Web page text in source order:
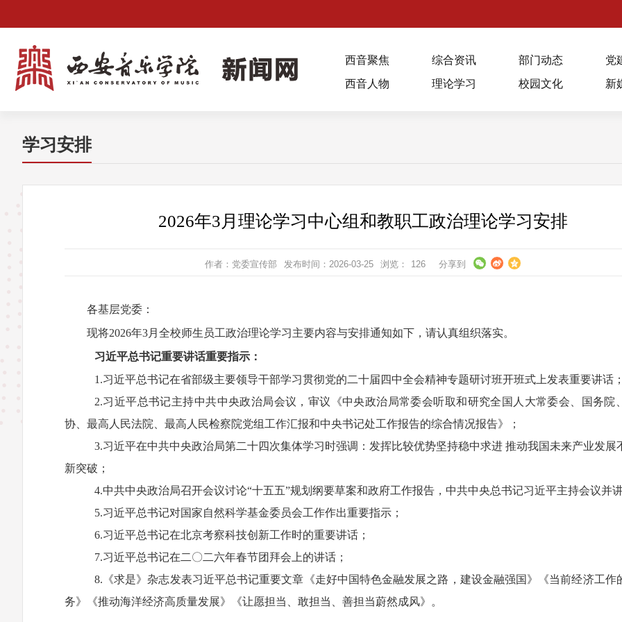
西音聚焦 综合资讯 部门动态
党
西音人物
理论学习 校园文化 新
学习安排
2026年3月理论学习中心组和教职工政治理论学习安排
作者：党委宣传部 发布时间：2026-03-25 浏览： 126 分享到
各基层党委：
现将2026年3月全校师生员工政治理论学习主要内容与安排通知如下，请认真组织落实。
习近平总书记重要讲话重要指示：
1.习近平总书记在省部级主要领导干部学习贯彻党的二十届四中全会精神专题研讨班开班式上发表重要讲话
2.习近平总书记主持中共中央政治局会议 ， 审议《中央政治局常委会听取和研究全国人大常委会、国务院
协、最高人民法院、最高人民检察院党组工作汇报和中央书记处工作报告的综合情况报告》
；
3.习近平在中共中央政治局第二十四次集体学习时强调 ： 发挥比较优势坚持稳中求进 推动我国未来产业发展
新突破 ；
4.中共中央政治局召开会议讨论“十五五”规划纲要草案和政府工作报告 ， 中共中央总书记习近平主持会议并
5.习近平总书记对国家自然科学基金委员会工作作出重要指示 ；
6.习近平总书记在北京考察科技创新工作时的重要讲话；
7.习近平总书记在二〇二六年春节团拜会上的讲话 ；
8. 《求是》杂志发表习近平总书记重要文章《走好中国特色金融发展之路，建设金融强国》《当前经济工作
务》《推动海洋经济高质量发展》
《让愿担当、敢担当、善担当蔚然成风》 。